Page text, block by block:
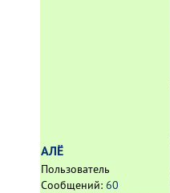
АЛЁ
Пользователь
Сообщений: 60